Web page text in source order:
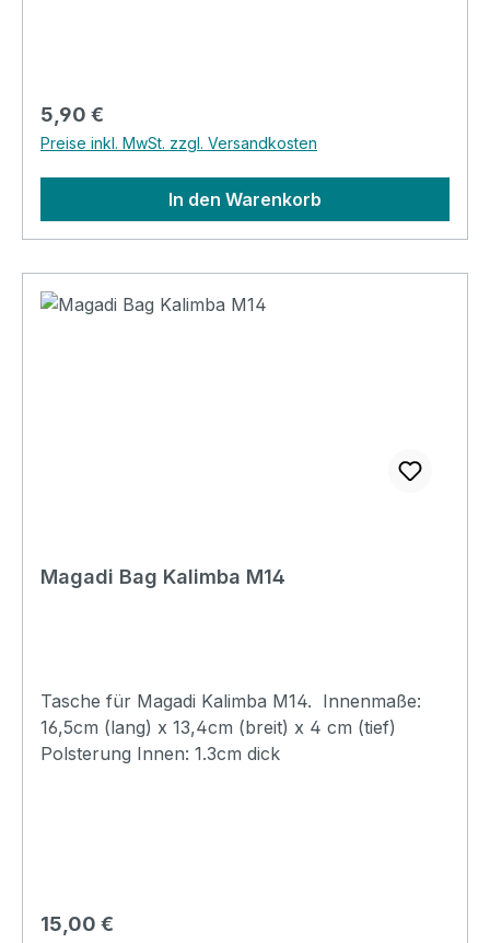
Regulärer Preis:
5,90 €
Preise inkl. MwSt. zzgl. Versandkosten
In den Warenkorb
Magadi Bag Kalimba M14
Tasche für Magadi Kalimba M14. Innenmaße:
16,5cm (lang) x 13,4cm (breit) x 4 cm (tief)
Polsterung Innen: 1.3cm dick
Regulärer Preis:
15,00 €